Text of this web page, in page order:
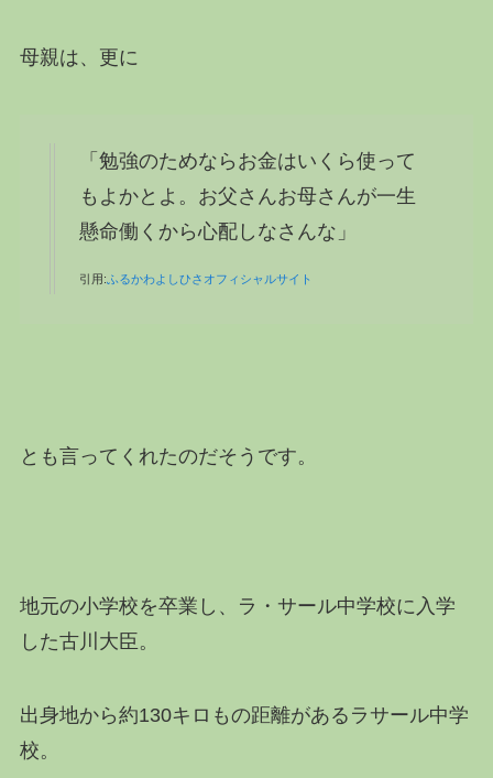
母親は、更に
「勉強のためならお金はいくら使って
もよかとよ。お父さんお母さんが一生
懸命働くから心配しなさんな」
引用:ふるかわよしひさオフィシャルサイト
とも言ってくれたのだそうです。
地元の小学校を卒業し、ラ・サール中学校に入学
した古川大臣。
出身地から約130キロもの距離があるラサール中学
校。